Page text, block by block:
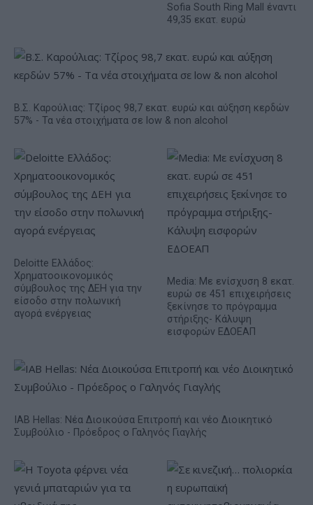
Sofia South Ring Mall έναντι
49,35 εκατ. ευρώ
Β.Σ. Καρούλιας: Τζίρος 98,7 εκατ. ευρώ και αύξηση κερδών
57% - Τα νέα στοιχήματα σε low & non alcohol
Deloitte Ελλάδος:
Χρηματοοικονομικός
σύμβουλος της ΔΕΗ για την
είσοδο στην πολωνική
αγορά ενέργειας
Media: Με ενίσχυση 8 εκατ.
ευρώ σε 451 επιχειρήσεις
ξεκίνησε το πρόγραμμα
στήριξης- Κάλυψη
εισφορών ΕΔΟΕΑΠ
IAB Hellas: Νέα Διοικούσα Επιτροπή και νέο Διοικητικό
Συμβούλιο - Πρόεδρος ο Γαληνός Γιαγλής